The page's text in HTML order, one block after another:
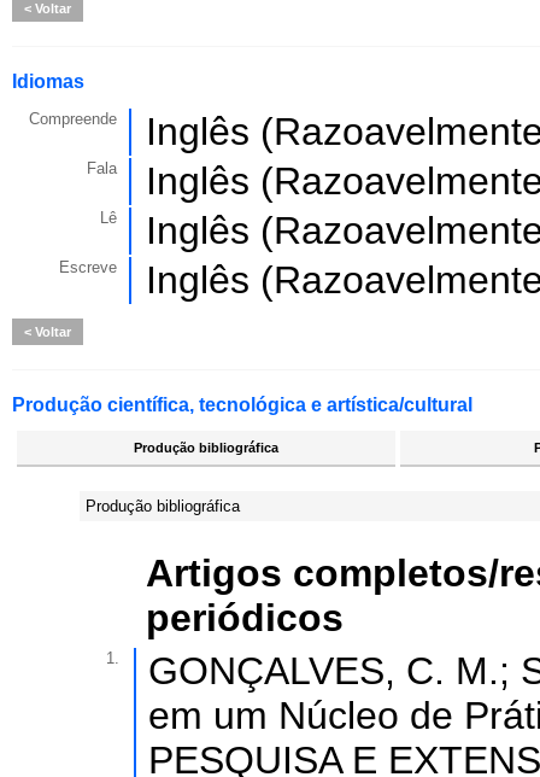
Voltar
Idiomas
Compreende Inglês
Fala Inglês
Lê Inglês
Escreve Inglês
Voltar
Produção científica, tecnológica e artística/cultural
Produção bibliográfica
Produção bibliográfica
Artigos completos/
periódicos
1.
GONÇALVES, C. M.;
em um Núcleo de
PESQUISA E